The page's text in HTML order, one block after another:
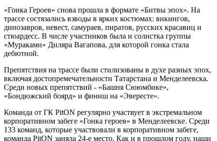
«Гонка Героев» снова прошла в формате «Битвы эпох». На
трассе состязались взводы в ярких костюмах: викингов,
динозавров, невест, самураев, пиратов, русских красавиц и
стюардесс. В числе участников была и солистка группы
«Мураками» Диляра Вагапова, для которой гонка стала
дебютной.
Препятствия на трассе были стилизованы в духе разных эпох,
включая достопремечательности Татарстана и Менделеевска.
Среди новых препятствий - «Башня Сююмбике»,
«Бондюжский боярд» и финиш на «Эвересте».
Команда от ГК PitON регулярно участвует в экстремальном
корпоративном забеге «Гонка героев» в Менделеевске. Среди
133 команд, которые участвовали в корпоративном забеге,
команда PitON заняла 24-е место. Как и в прошлом году, наши